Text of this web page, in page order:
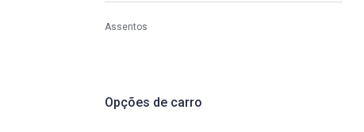
Assentos
Opções de carro